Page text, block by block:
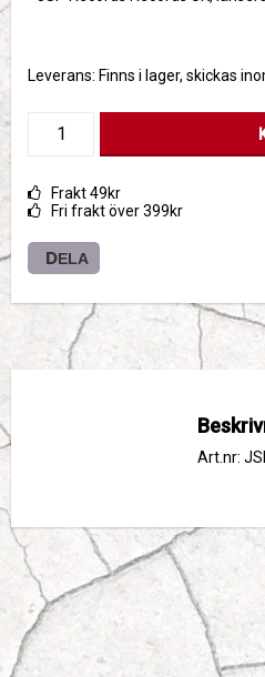
Leverans: Finns i lager, skickas
Frakt 49kr
Fri frakt över 399kr
DELA
Art.nr: